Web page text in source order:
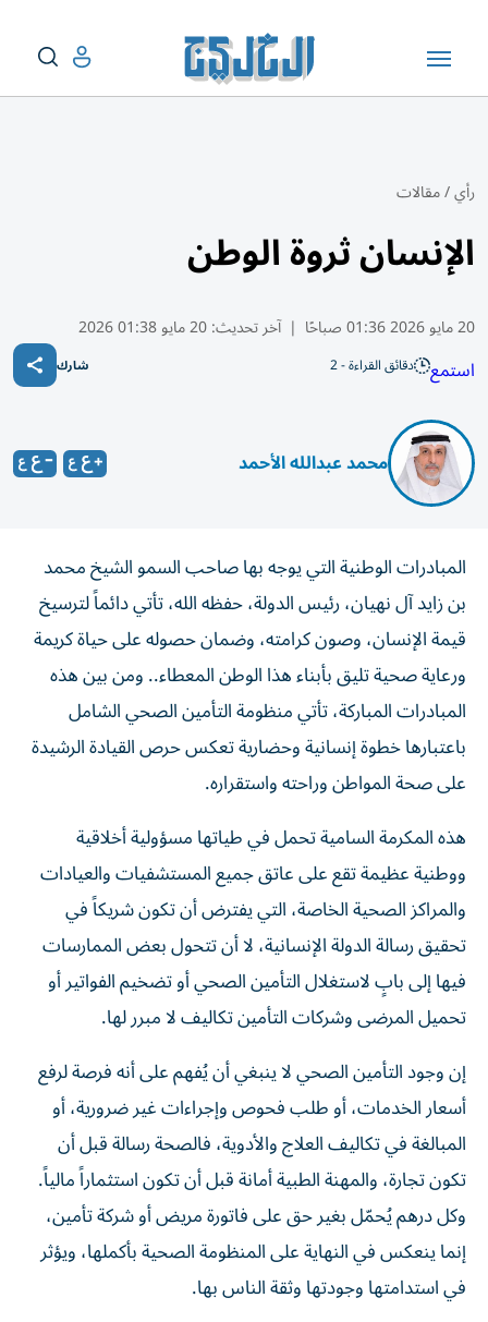
رأي/مقالات
الإنسان ثروة الوطن
20 مايو 2026 01:36 صباحًا | آخر تحديث:20 مايو 01:38 2026
استمع دقائق القراءة - 2 شارك
محمد عبدالله الأحمد
المبادرات الوطنية التي يوجه بها صاحب السمو الشيخ محمد
بن زايد آل نهيان، رئيس الدولة، حفظه الله، تأتي دائماً لترسيخ
قيمة الإنسان، وصون كرامته، وضمان حصوله على حياة كريمة
ورعاية صحية تليق بأبناء هذا الوطن المعطاء.. ومن بين هذه
المبادرات المباركة، تأتي منظومة التأمين الصحي الشامل
باعتبارها خطوة إنسانية وحضارية تعكس حرص القيادة الرشيدة
على صحة المواطن وراحته واستقراره.
هذه المكرمة السامية تحمل في طياتها مسؤولية أخلاقية
ووطنية عظيمة تقع على عاتق جميع المستشفيات والعيادات
والمراكز الصحية الخاصة، التي يفترض أن تكون شريكاً في
تحقيق رسالة الدولة الإنسانية، لا أن تتحول بعض الممارسات
فيها إلى بابٍ لاستغلال التأمين الصحي أو تضخيم الفواتير أو
تحميل المرضى وشركات التأمين تكاليف لا مبرر لها.
إن وجود التأمين الصحي لا ينبغي أن يُفهم على أنه فرصة لرفع
أسعار الخدمات، أو طلب فحوص وإجراءات غير ضرورية، أو
المبالغة في تكاليف العلاج والأدوية، فالصحة رسالة قبل أن
تكون تجارة، والمهنة الطبية أمانة قبل أن تكون استثماراً مالياً.
وكل درهم يُحمّل بغير حق على فاتورة مريض أو شركة تأمين،
إنما ينعكس في النهاية على المنظومة الصحية بأكملها، ويؤثر
في استدامتها وجودتها وثقة الناس بها.